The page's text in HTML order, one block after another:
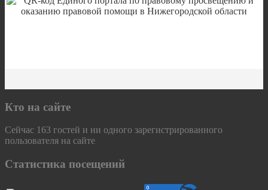
Кто на сайте
Сейчас 163 гостей и ни одного зарегистрированного
пользователя на сайте
Статистика посещений